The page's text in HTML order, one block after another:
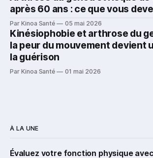
après 60 ans : ce que vous
Par Kinoa Santé 05 mai 2026
Kinésiophobie et arthrose du
la peur du mouvement devient
la guérison
Par Kinoa Santé 01 mai 2026
À LA UNE
Évaluez votre fonction physique avec